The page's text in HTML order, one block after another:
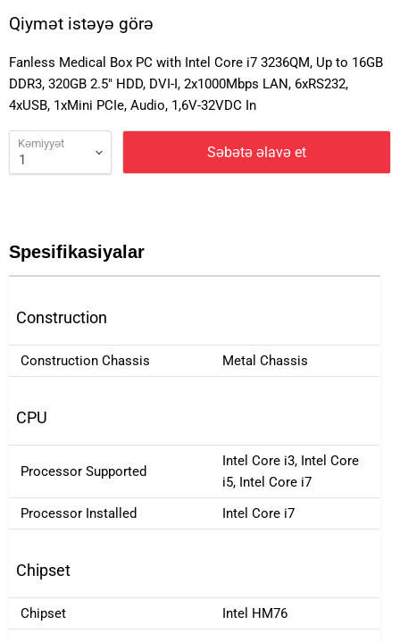
Qiymət istəyə görə
Fanless Medical Box PC with Intel Core i7 3236QM, Up to 16GB
DDR3, 320GB 2.5" HDD, DVI-I, 2x1000Mbps LAN, 6xRS232,
4xUSB, 1xMini PCIe, Audio, 1,6V-32VDC In
Kəmiyyət Səbətə əlavə et
Spesifikasiyalar
Construction
Construction Chassis Metal Chassis
CPU
Processor Supported
Intel Core i3, Intel Core
i5, Intel Core i7
Processor Installed
Intel Core i7
Chipset
Chipset Intel HM76